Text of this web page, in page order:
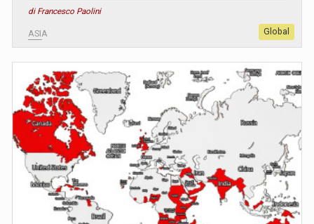
di Francesco Paolini
ASIA Global